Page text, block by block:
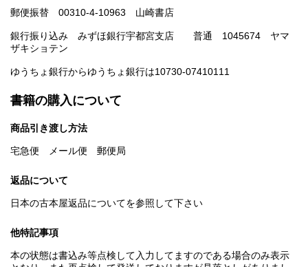
郵便振替 00310-4-10963 山崎書店
銀行振り込み みずほ銀行宇都宮支店 普通 1045674 ヤマ
ザキショテン
ゆうちょ銀行からゆうちょ銀行は10730-07410111
書籍の購入について
商品引き渡し方法
宅急便 メール便 郵便局
返品について
日本の古本屋返品についてを参照して下さい
他特記事項
本の状態は書込み等点検して入力してますのである場合のみ表示